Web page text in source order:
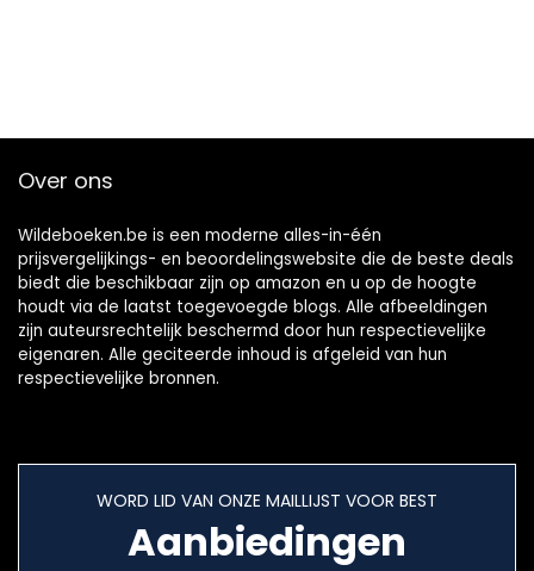
Over ons
Wildeboeken.be is een moderne alles-in-één
prijsvergelijkings- en beoordelingswebsite die de beste deals
biedt die beschikbaar zijn op amazon en u op de hoogte
houdt via de laatst toegevoegde blogs. Alle afbeeldingen
zijn auteursrechtelijk beschermd door hun respectievelijke
eigenaren. Alle geciteerde inhoud is afgeleid van hun
respectievelijke bronnen.
WORD LID VAN ONZE MAILLIJST VOOR BEST
Aanbiedingen